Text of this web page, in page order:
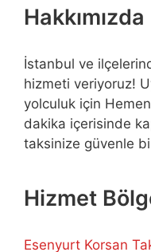
Hakkımızda
İstanbul ve
hizmeti veriyoruz!
yolculuk için
dakika içerisinde
taksinize güvenle
Hizmet
Esenyurt Korsan